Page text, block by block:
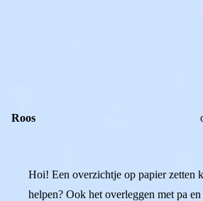
Roos
Hoi! Een overzichtje op papier zetten
helpen? Ook het overleggen met pa